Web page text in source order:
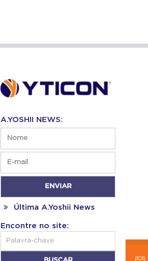
A.YOSHII NEWS:
Última A.Yoshii News
Encontre no site: